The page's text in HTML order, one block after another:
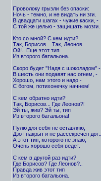
Проволоку грызли без опаски:
Ночь - темно, и не видать ни зги.
В двадцати шагах - чужие каски, -
С той же целью - защищать мозги.
Кто со мной? С кем идти?
Так, Борисов... Так, Леонов...
Ой!.. Еще этот тип
Из второго батальона.
Скоро будет "Надя с шоколадом" -
В шесть они подавят нас огнем, -
Хорошо, нам этого и надо -
С богом, потихонечку начнем!
С кем обратно идти?
Так, Борисов... Где Леонов?!
Эй ты, жив? Эй ты, тип
Из второго батальона!
Пулю для себя не оставляю,
Дзот накрыт и не рассекречен
А этот тип, которого не знаю,
Очень хорошо себя ведет.
С кем в другой раз идти?
Где Борисов? Где Леонов?..
Правда жив этот тип
Из второго батальона.